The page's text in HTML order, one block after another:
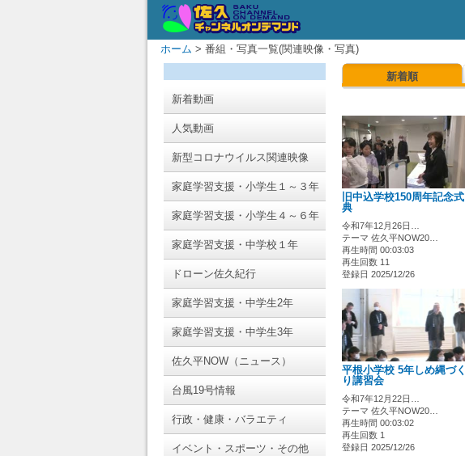
ホーム > 番組・写真一覧(関連映像・写真)
新着動画
人気動画
新型コロナウイルス関連映像
家庭学習支援・小学生１～３年
家庭学習支援・小学生４～６年
家庭学習支援・中学校１年
ドローン佐久紀行
家庭学習支援・中学生2年
家庭学習支援・中学生3年
佐久平NOW（ニュース）
台風19号情報
行政・健康・バラエティ
イベント・スポーツ・その他
新着順
旧中込学校150周年記念式
典
令和7年12月26日…
テーマ 佐久平NOW20…
再生時間 00:03:03
再生回数 11
登録日 2025/12/26
平根小学校 5年しめ縄づく
り講習会
令和7年12月22日…
テーマ 佐久平NOW20…
再生時間 00:03:02
再生回数 1
登録日 2025/12/26